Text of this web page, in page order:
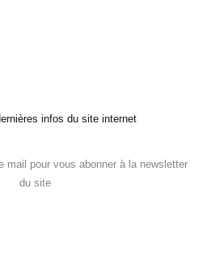
infos du site internet
mail pour vous abonner à la newsletter
du site